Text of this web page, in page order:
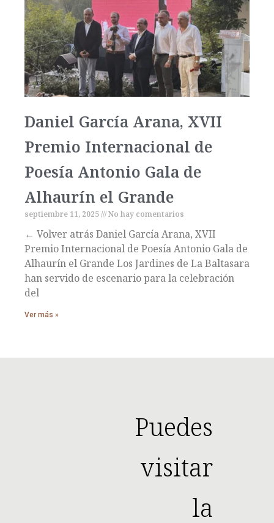
Daniel García Arana, XVII
Premio Internacional de
Poesía Antonio Gala de
Alhaurín el Grande
septiembre 11, 2025 No hay comentarios
← Volver atrás Daniel García Arana, XVII
Premio Internacional de Poesía Antonio Gala de
Alhaurín el Grande Los Jardines de La Baltasara
han servido de escenario para la celebración
del
Ver más »
Puedes
visitar
la